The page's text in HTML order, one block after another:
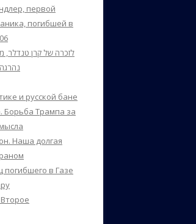
первой
погибшей в
לזכרה של קרן טנדלר,
נהרגה
и русской бане
Борьба Трампа за
Наша долгая
погибшего в Газе